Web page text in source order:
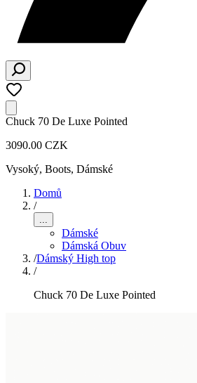
Chuck 70 De Luxe Pointed
3090.00 CZK
Vysoký, Boots, Dámské
Domů
/
...
Dámské
Dámská Obuv
/Dámský High top
/
Chuck 70 De Luxe Pointed